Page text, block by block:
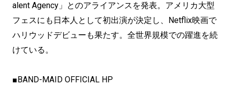
alent Agency」とのアライアンスを発表。アメリカ大型
フェスにも日本人として初出演が決定し、Netflix映画で
ハリウッドデビューも果たす。全世界規模での躍進を続
けている。
■BAND-MAID OFFICIAL HP